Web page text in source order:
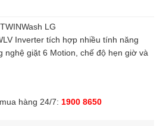
LG
Inverter tích hợp nhiều tính năng
nghệ giặt 6 Motion, chế độ hẹn giờ và
hàng 24/7: 1900 8650